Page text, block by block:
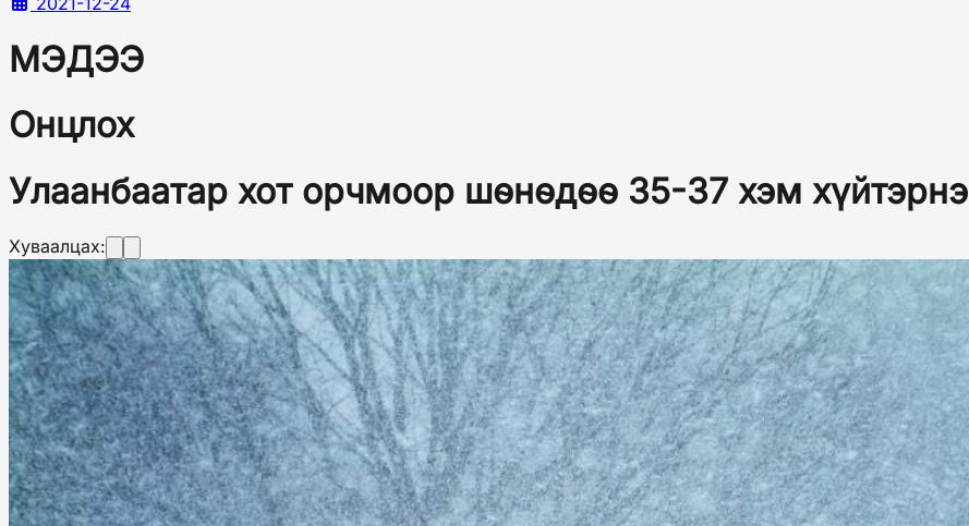
МЭДЭЭ
Онцлох
Улаанбаатар хот орчмоор шөнөдөө 35-37 хэм хүйтэрнэ
Хуваалцах: